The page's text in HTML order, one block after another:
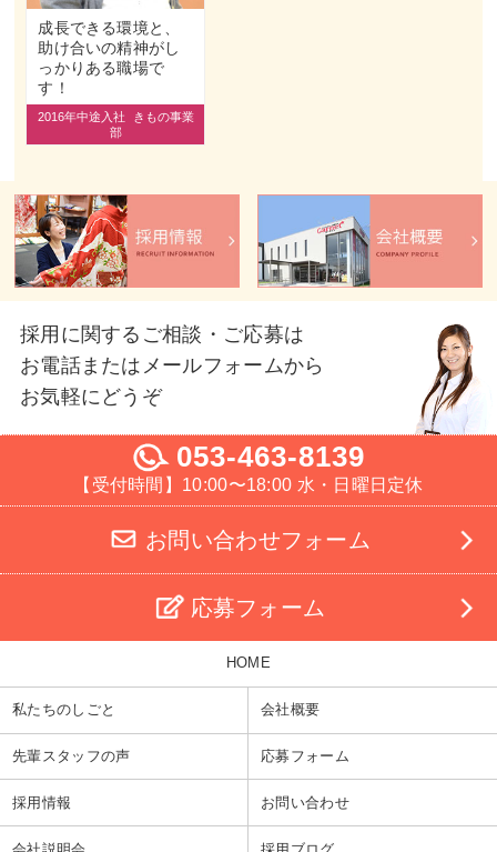
成長できる環境と、
助け合いの精神がし
っかりある職場で
す！
2016年中途入社
きもの事業
部
採用に関するご相談・ご応募は
お電話またはメールフォームから
お気軽にどうぞ
053-463-8139
【受付時間】10:00〜18:00 水・日曜日定休
お問い合わせフォーム
応募フォーム
HOME
私たちのしごと
先輩スタッフの声
採用情報
会社概要
応募フォーム
お問い合わせ